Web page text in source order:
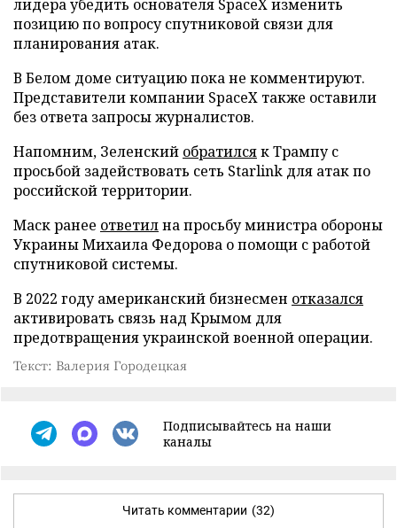
лидера убедить основателя SpaceX изменить
позицию по вопросу спутниковой связи для
планирования атак.
В Белом доме ситуацию пока не комментируют.
Представители компании SpaceX также оставили
без ответа запросы журналистов.
Напомним, Зеленский обратилсяк Трампу с
просьбой задействовать сеть Starlink для атак по
российской территории.
Маск ранее ответилна просьбу министра обороны
Украины Михаила Федорова о помощи с работой
спутниковой системы.
В 2022 году американский бизнесмен отказался
активировать связь над Крымом для
предотвращения украинской военной операции.
Текст: Валерия Городецкая
Подписывайтесь на наши
каналы
Читать комментарии (32)